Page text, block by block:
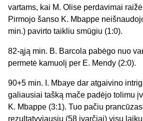
vartams, kai M. Olise perdavimai
Pirmojo šanso K. Mbappe
min.) pavirto taikliu smūgiu (1:0).
82-ąją min. B. Barcola pabėgo nuo
permetė kamuolį per E. Mendy (2:0).
90+5 min. I. Mbaye dar atgaivino
galiausiai tašką mače padėjo tolimu
K. Mbappe (3:1). Tuo pačiu
rezultatyviausiu (58 įvarčiai) visų